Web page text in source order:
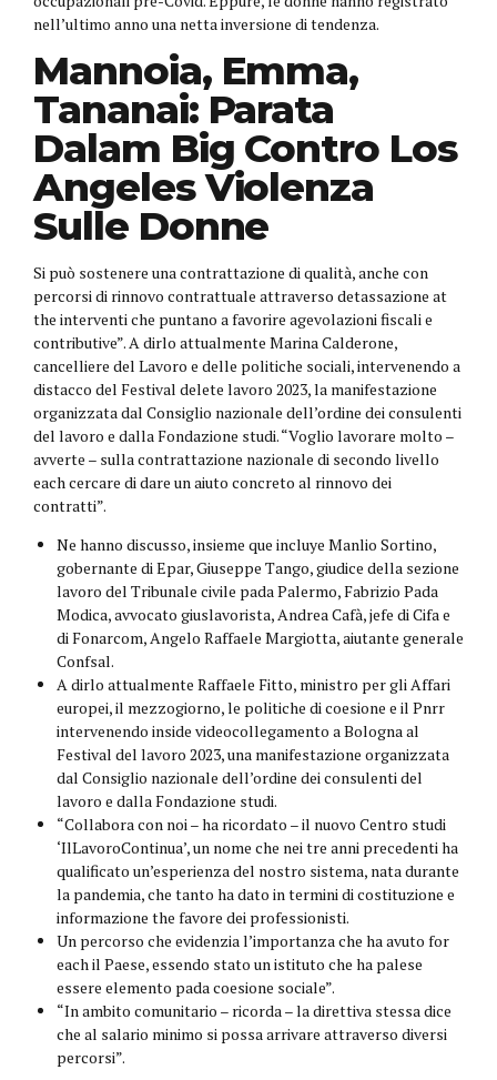
nell’ultimo anno una netta inversione di tendenza.
Mannoia, Emma,
Tananai: Parata
Dalam Big Contro Los
Angeles Violenza
Sulle Donne
Si può sostenere una contrattazione di qualità, anche con
percorsi di rinnovo contrattuale attraverso detassazione at
the interventi che puntano a favorire agevolazioni fiscali e
contributive”. A dirlo attualmente Marina Calderone,
cancelliere del Lavoro e delle politiche sociali, intervenendo a
distacco del Festival delete lavoro 2023, la manifestazione
organizzata dal Consiglio nazionale dell’ordine dei consulenti
del lavoro e dalla Fondazione studi. “Voglio lavorare molto –
avverte – sulla contrattazione nazionale di secondo livello
each cercare di dare un aiuto concreto al rinnovo dei
contratti”.
Ne hanno discusso, insieme que incluye Manlio Sortino,
gobernante di Epar, Giuseppe Tango, giudice della sezione
lavoro del Tribunale civile pada Palermo, Fabrizio Pada
Modica, avvocato giuslavorista, Andrea Cafà, jefe di Cifa e
di Fonarcom, Angelo Raffaele Margiotta, aiutante generale
Confsal.
A dirlo attualmente Raffaele Fitto, ministro per gli Affari
europei, il mezzogiorno, le politiche di coesione e il Pnrr
intervenendo inside videocollegamento a Bologna al
Festival del lavoro 2023, una manifestazione organizzata
dal Consiglio nazionale dell’ordine dei consulenti del
lavoro e dalla Fondazione studi.
“Collabora con noi – ha ricordato – il nuovo Centro studi
‘IlLavoroContinua’, un nome che nei tre anni precedenti ha
qualificato un’esperienza del nostro sistema, nata durante
la pandemia, che tanto ha dato in termini di costituzione e
informazione the favore dei professionisti.
Un percorso che evidenzia l’importanza che ha avuto for
each il Paese, essendo stato un istituto che ha palese
essere elemento pada coesione sociale”.
“In ambito comunitario – ricorda – la direttiva stessa dice
che al salario minimo si possa arrivare attraverso diversi
percorsi”.